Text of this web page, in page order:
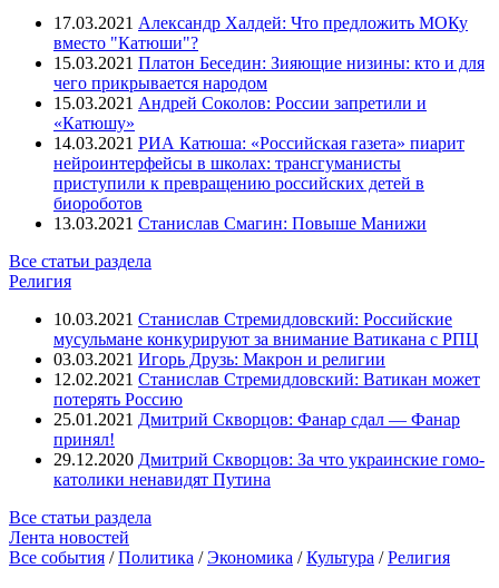
17.03.2021 Александр Халдей: Что предложить МОКу
вместо "Катюши"?
15.03.2021 Платон Беседин: Зияющие низины: кто и для
чего прикрывается народом
15.03.2021 Андрей Соколов: России запретили и
«Катюшу»
14.03.2021 РИА Катюша: «Российская газета» пиарит
нейроинтерфейсы в школах: трансгуманисты
приступили к превращению российских детей в
биороботов
13.03.2021 Станислав Смагин: Повыше Манижи
Все статьи раздела
Религия
10.03.2021 Станислав Стремидловский: Российские
мусульмане конкурируют за внимание Ватикана с РПЦ
03.03.2021 Игорь Друзь: Макрон и религии
12.02.2021 Станислав Стремидловский: Ватикан может
потерять Россию
25.01.2021 Дмитрий Скворцов: Фанар сдал — Фанар
принял!
29.12.2020 Дмитрий Скворцов: За что украинские гомо-
католики ненавидят Путина
Все статьи раздела
Лента новостей
Все события /Политика /Экономика /Культура /Религия